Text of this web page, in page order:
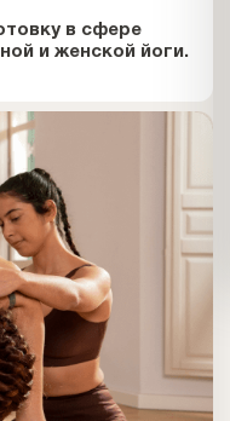
в сфере
и женской йоги.